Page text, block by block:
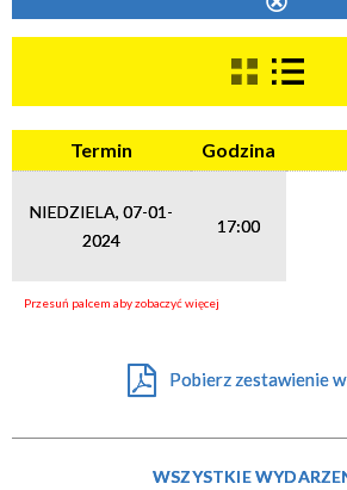
Trwające w zakresie
ten
filtr
Termin Godzina
NIEDZIELA, 07-01-
2024
17:00
Pobierz zestawienie
WSZYSTKIE